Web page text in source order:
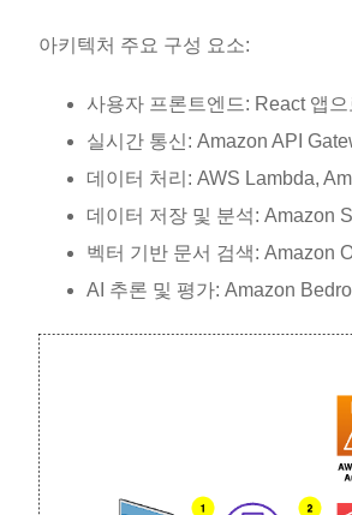
아키텍처 주요 구성 요소:
사용자 프론트엔드: React 앱
실시간 통신: Amazon API
데이터 처리: AWS Lambda,
데이터 저장 및 분석: Amazon
벡터 기반 문서 검색: Amazon
AI 추론 및 평가: Amazon